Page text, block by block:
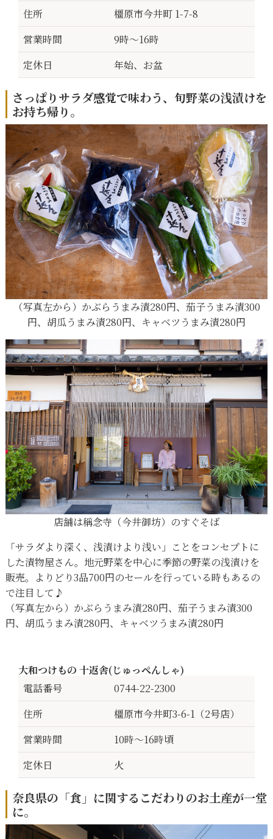
住所
橿原市今井町 1-7-8
営業時間
9時〜16時
定休日
年始、お盆
さっぱりサラダ感覚で味わう、旬野菜の浅漬けを
お持ち帰り。
（写真左から）かぶらうまみ漬280円、茄子うまみ漬300
円、胡瓜うまみ漬280円、キャベツうまみ漬280円
店舗は稱念寺（今井御坊）のすぐそば
「サラダより深く、浅漬けより浅い」ことをコンセプトに
した漬物屋さん。地元野菜を中心に季節の野菜の浅漬けを
販売。よりどり3品700円のセールを行っている時もあるの
で注目して♪
（写真左から）かぶらうまみ漬280円、茄子うまみ漬300
円、胡瓜うまみ漬280円、キャベツうまみ漬280円
大和つけもの 十返舎(じゅっぺんしゃ)
電話番号
0744-22-2300
住所
橿原市今井町3-6-1（2号店）
営業時間
10時〜16時頃
定休日
火
奈良県の「食」に関するこだわりのお土産が一堂
に。